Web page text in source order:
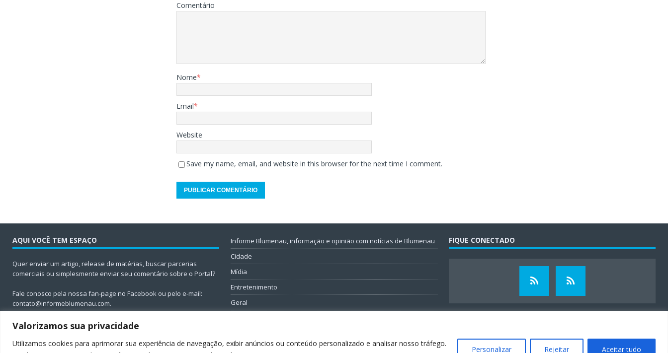
Valorizamos sua privacidade
Utilizamos cookies para aprimorar sua experiência de navegação, exibir anúncios ou conteúdo personalizado e analisar nosso tráfego.
Personalizar Rejeitar Aceitar tudo
Comentário
Nome*
Email*
Website
Save my name, email, and website in this browser for the next time I comment.
AQUI VOCÊ TEM ESPAÇO
Quer enviar um artigo, release de matérias, buscar parcerias
comerciais ou simplesmente enviar seu comentário sobre o Portal?
Fale conosco pela nossa fan-page no Facebook ou pelo e-mail:
contato@informeblumenau.com.
Informe Blumenau, informação e opinião com notícias de Blumenau
Cidade
Mídia
Entretenimento
Geral
FIQUE CONECTADO
Todos os direitos reservados ao Informe Blumenau